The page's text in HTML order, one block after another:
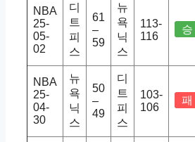
NBA
25-
05-
02
디
트
피
스
61
–
59
뉴
욕
닉
스
113-
116
승
NBA
25-
04-
30
뉴
욕
닉
스
50
–
49
디
트
피
스
103-
106
패